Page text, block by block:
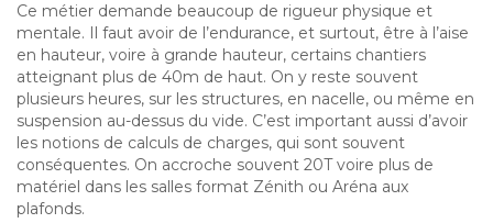
Ce métier demande beaucoup de rigueur physique et
mentale. Il faut avoir de l’endurance, et surtout, être à l’aise
en hauteur, voire à grande hauteur, certains chantiers
atteignant plus de 40m de haut. On y reste souvent
plusieurs heures, sur les structures, en nacelle, ou même en
suspension au-dessus du vide. C’est important aussi d’avoir
les notions de calculs de charges, qui sont souvent
conséquentes. On accroche souvent 20T voire plus de
matériel dans les salles format Zénith ou Aréna aux
plafonds.